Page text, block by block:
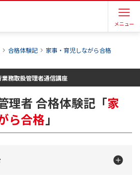
メニュー
合格体験記 家事・育児しながら合格
業務取扱管理者通信講座
理者 合格体験記「家
ら合格」